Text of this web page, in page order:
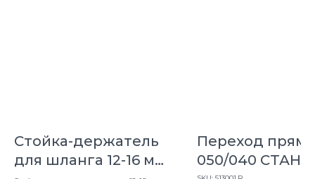
Стойка-держатель
для шланга 12-16 мм
Переход
050/040